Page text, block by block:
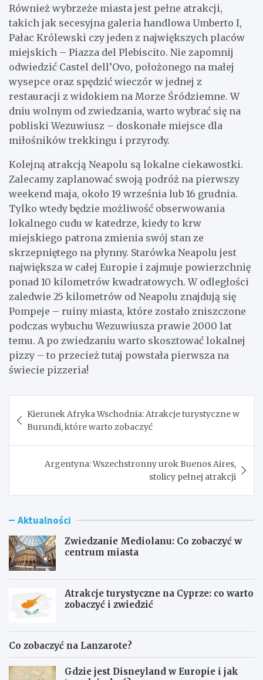
Również wybrzeże miasta jest pełne atrakcji,
takich jak secesyjna galeria handlowa Umberto I,
Pałac Królewski czy jeden z największych placów
miejskich – Piazza del Plebiscito. Nie zapomnij
odwiedzić Castel dell’Ovo, położonego na małej
wysepce oraz spędzić wieczór w jednej z
restauracji z widokiem na Morze Śródziemne. W
dniu wolnym od zwiedzania, warto wybrać się na
pobliski Wezuwiusz – doskonałe miejsce dla
miłośników trekkingu i przyrody.
Kolejną atrakcją Neapolu są lokalne ciekawostki.
Zalecamy zaplanować swoją podróż na pierwszy
weekend maja, około 19 września lub 16 grudnia.
Tylko wtedy będzie możliwość obserwowania
lokalnego cudu w katedrze, kiedy to krw
miejskiego patrona zmienia swój stan ze
skrzepniętego na płynny. Starówka Neapolu jest
największa w całej Europie i zajmuje powierzchnię
ponad 10 kilometrów kwadratowych. W odległości
zaledwie 25 kilometrów od Neapolu znajdują się
Pompeje – ruiny miasta, które zostało zniszczone
podczas wybuchu Wezuwiusza prawie 2000 lat
temu. A po zwiedzaniu warto skosztować lokalnej
pizzy – to przecież tutaj powstała pierwsza na
świecie pizzeria!
wpisu
Kierunek Afryka Wschodnia: Atrakcje turystyczne w
Burundi, które warto zobaczyć
Argentyna: Wszechstronny urok Buenos Aires,
stolicy pełnej atrakcji
Aktualności
Zwiedzanie Mediolanu: Co zobaczyć w
centrum miasta
Atrakcje turystyczne na Cyprze: co warto
zobaczyć i zwiedzić
Co zobaczyć na Lanzarote?
Gdzie jest Disneyland w Europie i jak